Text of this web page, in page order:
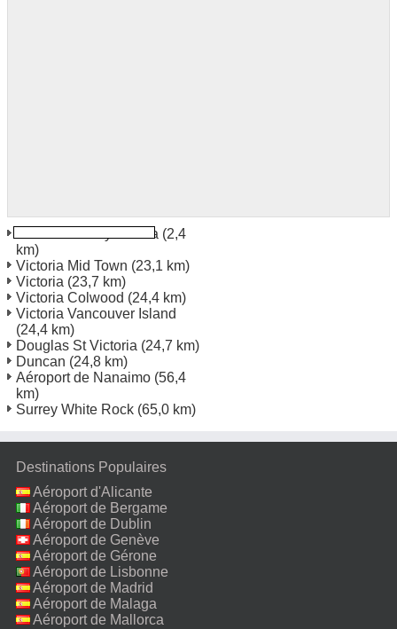
Victoria Sidney Marina (2,4
km)
Victoria Mid Town (23,1 km)
Victoria (23,7 km)
Victoria Colwood (24,4 km)
Victoria Vancouver Island
(24,4 km)
Douglas St Victoria (24,7 km)
Duncan (24,8 km)
Aéroport de Nanaimo (56,4
km)
Surrey White Rock (65,0 km)
Destinations Populaires
Aéroport d'Alicante
Aéroport de Bergame
Aéroport de Dublin
Aéroport de Genève
Aéroport de Gérone
Aéroport de Lisbonne
Aéroport de Madrid
Aéroport de Malaga
Aéroport de Mallorca